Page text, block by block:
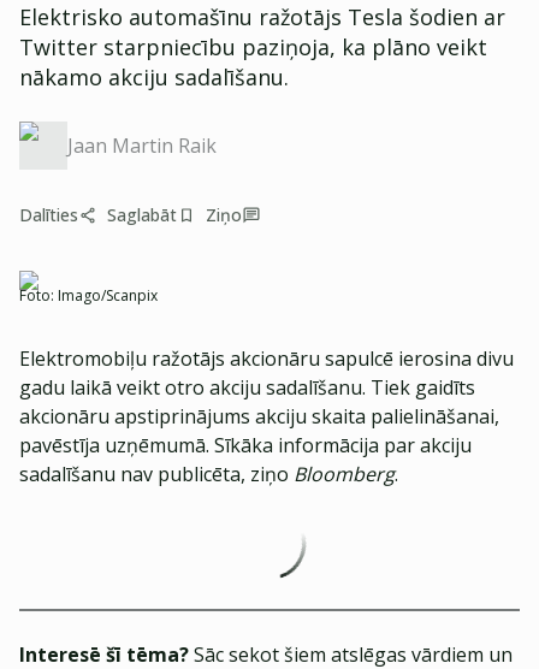
Elektrisko automašīnu ražotājs Tesla šodien ar
Twitter starpniecību paziņoja, ka plāno veikt
nākamo akciju sadalīšanu.
Jaan Martin Raik
Dalīties Saglabāt Ziņo
Foto: Imago/Scanpix
Elektromobiļu ražotājs akcionāru sapulcē ierosina divu
gadu laikā veikt otro akciju sadalīšanu. Tiek gaidīts
akcionāru apstiprinājums akciju skaita palielināšanai,
pavēstīja uzņēmumā. Sīkāka informācija par akciju
sadalīšanu nav publicēta, ziņo Bloomberg.
Interesē šī tēma?Sāc sekot šiem atslēgas vārdiem un